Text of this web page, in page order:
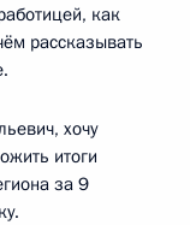
как
рассказывать
хочу
итоги
за 9